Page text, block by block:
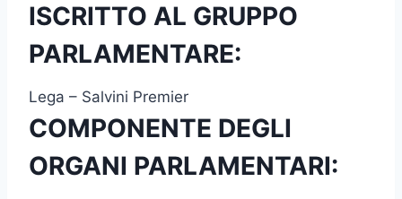
ISCRITTO AL GRUPPO
PARLAMENTARE:
Lega – Salvini Premier
COMPONENTE DEGLI
ORGANI PARLAMENTARI: